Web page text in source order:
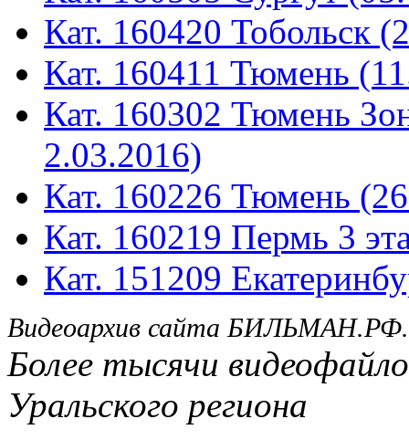
Кат. 160420 Тобольск
Кат. 160411 Тюмень
Кат. 160302 Тюмень
2.03.2016)
Кат. 160226 Тюмень
Кат. 160219 Пермь 3
Кат. 151209
Видеоархив сайта БИЛЬМАН.РФ.
Более тысячи
Уральского региона